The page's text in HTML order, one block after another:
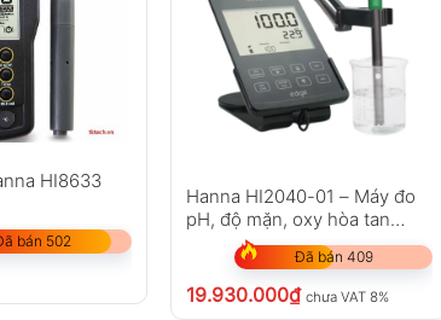
HI8633
bán 502
Hanna HI2040-01 – Máy đo
pH, độ mặn, oxy hòa tan…
Đã bán 409
19.930.000₫ chưa VAT 8%